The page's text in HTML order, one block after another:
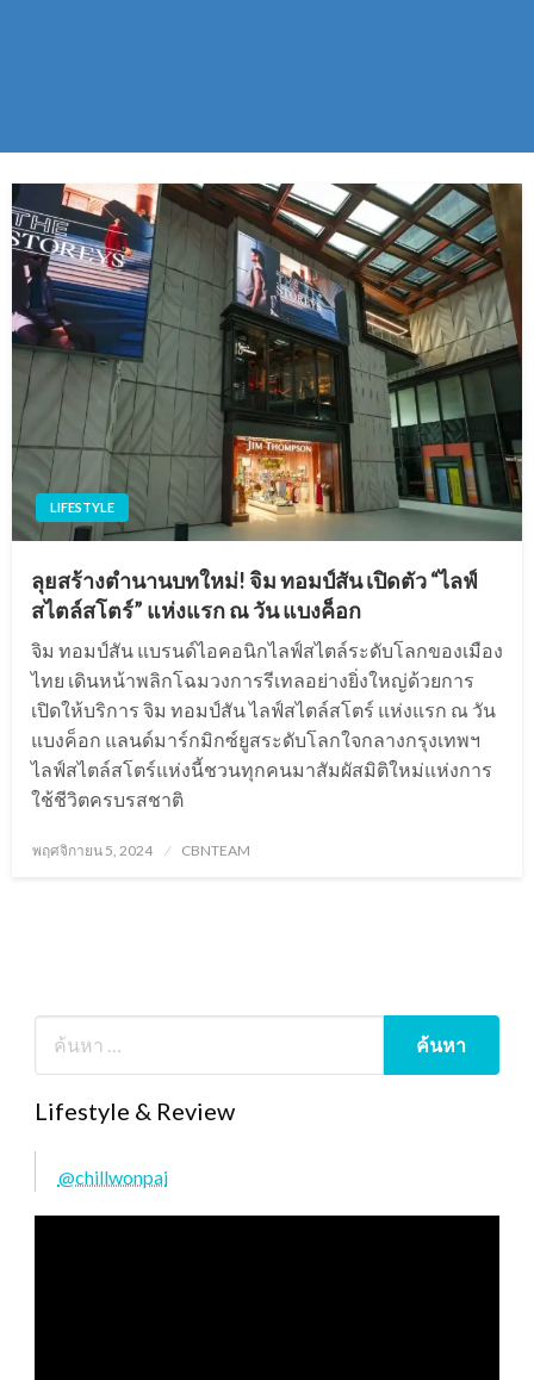
LIFESTYLE
ลุยสร้างตำนานบทใหม่! จิม ทอมป์สัน เปิดตัว “ไลฟ์
สไตล์สโตร์” แห่งแรก ณ วัน แบงค็อก
จิม ทอมป์สัน แบรนด์ไอคอนิกไลฟ์สไตล์ระดับโลกของเมือง
ไทย เดินหน้าพลิกโฉมวงการรีเทลอย่างยิ่งใหญ่ด้วยการ
เปิดให้บริการ จิม ทอมป์สัน ไลฟ์สไตล์สโตร์ แห่งแรก ณ วัน
แบงค็อก แลนด์มาร์กมิกซ์ยูสระดับโลกใจกลางกรุงเทพฯ
ไลฟ์สไตล์สโตร์แห่งนี้ชวนทุกคนมาสัมผัสมิติใหม่แห่งการ
ใช้ชีวิตครบรสชาติ
Posted
พฤศจิกายน 5, 2024 CBNTEAM
Lifestyle & Review
@chillwonpai